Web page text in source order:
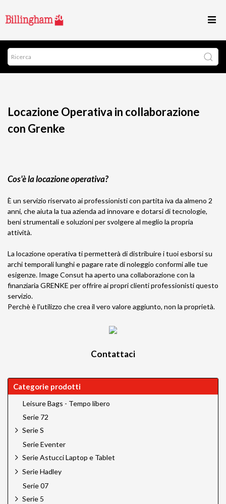
Locazione Operativa in collaborazione
con Grenke
Cos'è la locazione operativa?
È un servizio riservato ai professionisti con partita iva da almeno 2
anni, che aiuta la tua azienda ad innovare e dotarsi di tecnologie,
beni strumentali e soluzioni per svolgere al meglio la propria
attività.
La locazione operativa ti permetterà di distribuire i tuoi esborsi su
archi temporali lunghi e pagare rate di noleggio conformi alle tue
esigenze. Image Consut ha aperto una collaborazione con la
finanziaria GRENKE per offrire ai propri clienti professionisti questo
servizio.
Perchè è l'utilizzo che crea il vero valore aggiunto, non la proprietà.
Contattaci
Categorie prodotti
Leisure Bags - Tempo libero
Serie 72
Serie S
Serie Eventer
Serie Astucci Laptop e Tablet
Serie Hadley
Serie 07
Serie 5